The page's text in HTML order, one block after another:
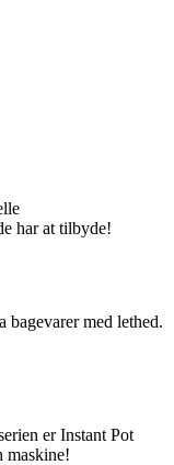
har at tilbyde!
bagevarer med lethed.
er Instant Pot
maskine!